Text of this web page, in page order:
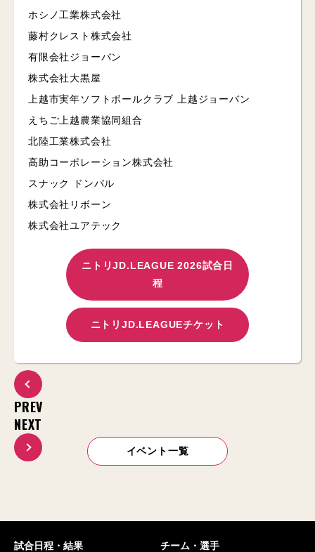
ホシノ工業株式会社
藤村クレスト株式会社
有限会社ジョーバン
株式会社大黒屋
上越市実年ソフトボールクラブ 上越ジョーバン
えちご上越農業協同組合
北陸工業株式会社
高助コーポレーション株式会社
スナック ドンバル
株式会社リボーン
株式会社ユアテック
ニトリJD.LEAGUE 2026試合日
程
ニトリJD.LEAGUEチケット
PREV
イベント一覧
NEXT
試合日程・結果
チーム・選手